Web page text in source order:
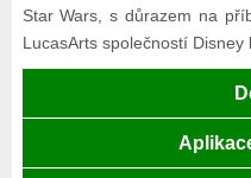
Star Wars, s důrazem na
LucasArts společností Disney